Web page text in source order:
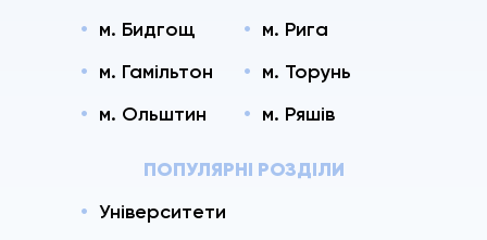
м. Бидгощ
м. Рига
м. Гамільтон
м. Торунь
м. Ольштин
м. Ряшів
ПОПУЛЯРНІ РОЗДІЛИ
Університети